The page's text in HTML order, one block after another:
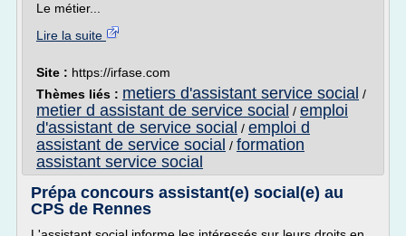
Le métier...
Lire la suite
Site : https://irfase.com
Thèmes liés : metiers d'assistant service social /
metier d assistant de service social / emploi
d'assistant de service social / emploi d
assistant de service social / formation
assistant service social
Prépa concours assistant(e) social(e) au
CPS de Rennes